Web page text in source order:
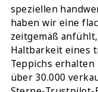
speziellen
haben wir eine
zeitgemäß
Haltbarkeit eines
Teppichs
über 30.000